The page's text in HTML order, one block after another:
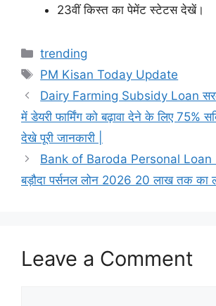
23वीं किस्त का पेमेंट स्टेटस देखें।
Categories
trending
Tags
PM Kisan Today Update
Dairy Farming Subsidy Loan
में डेयरी फार्मिंग को बढ़ावा देने के लिए 75%
देखे पूरी जानकारी |
Bank of Baroda Personal
बड़ौदा पर्सनल लोन 2026 20 लाख तक का
Leave a Comment